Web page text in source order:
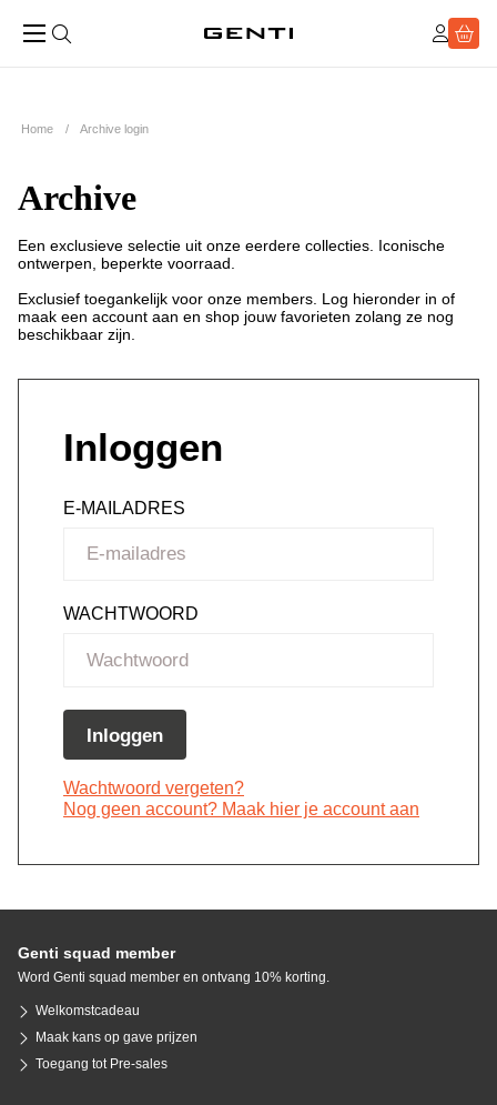
Home Archive login
Archive
Een exclusieve selectie uit onze eerdere collecties. Iconische
ontwerpen, beperkte voorraad.
Exclusief toegankelijk voor onze members. Log hieronder in of
maak een account aan en shop jouw favorieten zolang ze nog
beschikbaar zijn.
Inloggen
E-MAILADRES
WACHTWOORD
Inloggen
Wachtwoord vergeten?
Nog geen account? Maak hier je account aan
Genti squad member
Word Genti squad member en ontvang 10% korting.
Welkomstcadeau
Maak kans op gave prijzen
Toegang tot Pre-sales